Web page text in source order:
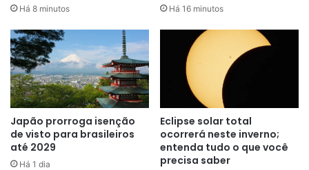
Há 8 minutos Há 16 minutos
Japão prorroga isenção
de visto para brasileiros
até 2029
Há 1 dia
Eclipse solar total
ocorrerá neste inverno;
entenda tudo o que você
precisa saber